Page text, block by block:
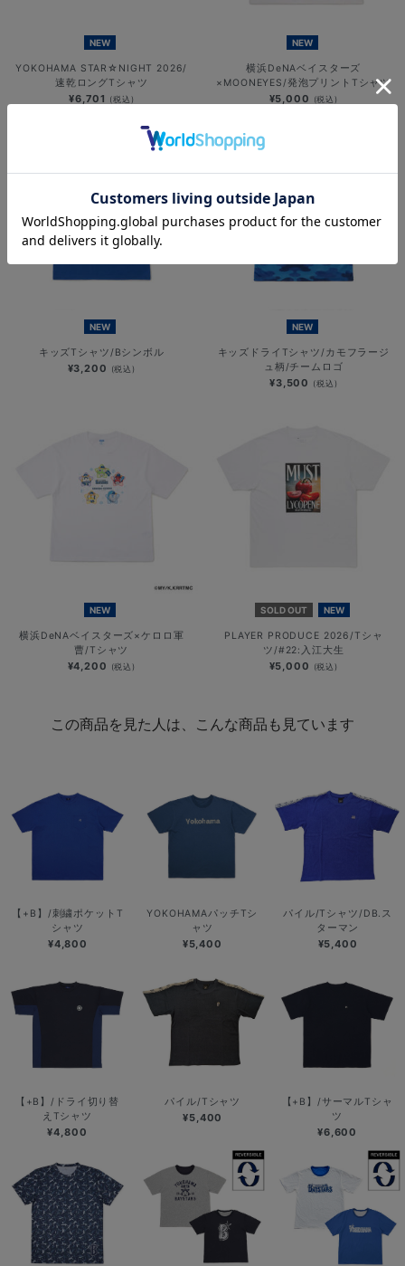
NEW
YOKOHAMA STAR☆NIGHT 2026/
速乾ロングTシャツ
¥6,701 (税込)
NEW
横浜DeNAベイスターズ
×MOONEYES/発泡プリントTシャツ
¥5,000 (税込)
NEW
キッズTシャツ/Bシンボル
¥3,200 (税込)
NEW
キッズドライTシャツ/カモフラージ
ュ柄/チームロゴ
¥3,500 (税込)
NEW
横浜DeNAベイスターズ×ケロロ軍
曹/Tシャツ
¥4,200 (税込)
SOLD OUT NEW
PLAYER PRODUCE 2026/Tシャ
ツ/#22:入江大生
¥5,000 (税込)
この商品を見た人は、こんな商品も見ています
【+B】/刺繍ポケットT
シャツ
¥4,800
YOKOHAMAパッチTシ
ャツ
¥5,400
パイル/Tシャツ/DB.ス
ターマン
¥5,400
【+B】/ドライ切り替
えTシャツ
¥4,800
パイル/Tシャツ
¥5,400
【+B】/サーマルTシャ
ツ
¥6,600